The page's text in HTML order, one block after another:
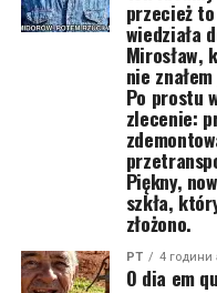
przecież
wiedziała
Mirosław,
nie
Po prostu
zlecenie:
Piękny,
szkła,
złożono.
PT 4 години
O dia em